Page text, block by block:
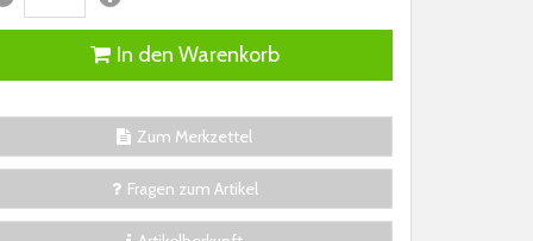
In den Warenkorb
Zum Merkzettel
Fragen zum Artikel